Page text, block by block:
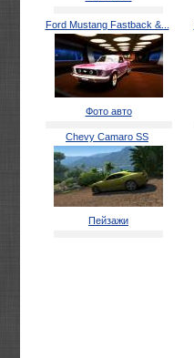
Ford Mustang Fastback &...
Фото авто
Chevy Camaro SS
Пейзажи